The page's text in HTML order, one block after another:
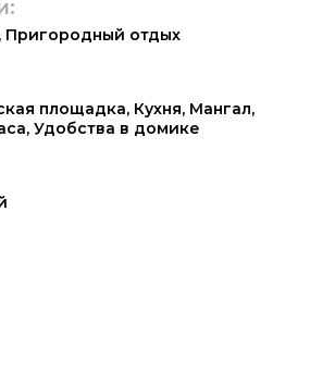
, Пригородный отдых
площадка, Кухня, Мангал,
, Удобства в домике